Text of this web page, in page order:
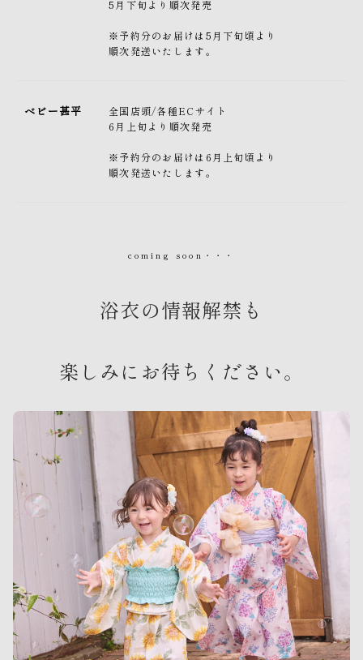
5月下旬より順次発売
※予約分のお届けは5月下旬頃より
順次発送いたします。
ベビー甚平
全国店頭/各種ECサイト
6月上旬より順次発売
※予約分のお届けは6月上旬頃より
順次発送いたします。
coming soon・・・
浴衣の情報解禁も
楽しみにお待ちください。